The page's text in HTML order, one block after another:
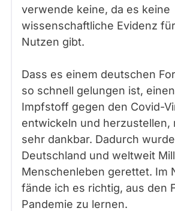
verwende keine, da es keine
wissenschaftliche Evidenz
Nutzen gibt.
Dass es einem deutschen
so schnell gelungen ist,
Impfstoff gegen den Covid-
entwickeln und herzustellen,
sehr dankbar. Dadurch
Deutschland und weltweit
Menschenleben gerettet. Im
fände ich es richtig, aus den
Pandemie zu lernen.